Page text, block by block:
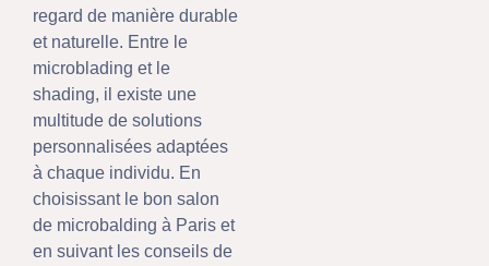
regard de manière durable
et naturelle. Entre le
microblading et le
shading, il existe une
multitude de solutions
personnalisées adaptées
à chaque individu. En
choisissant le bon salon
de microbalding à Paris et
en suivant les conseils de